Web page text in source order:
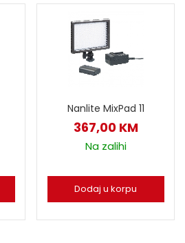
Nanlite MixPad 11
367,00 KM
Na zalihi
Dodaj u korpu